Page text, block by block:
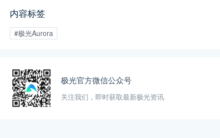
内容标签
#极光Aurora
极光官方微信公众号
关注我们，即时获取最新极光资讯